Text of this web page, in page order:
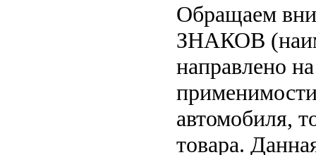
Обращаем
ЗНАКОВ
направлено
автомобиля,
товара.